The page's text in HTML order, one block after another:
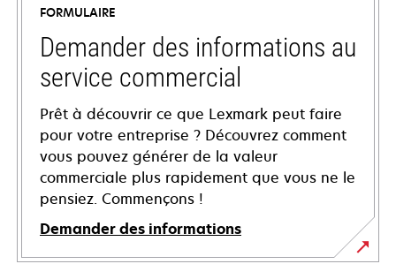
FORMULAIRE
Demander des informations au
service commercial
Prêt à découvrir ce que Lexmark peut faire
pour votre entreprise ? Découvrez comment
vous pouvez générer de la valeur
commerciale plus rapidement que vous ne le
pensiez. Commençons !
Demander des informations